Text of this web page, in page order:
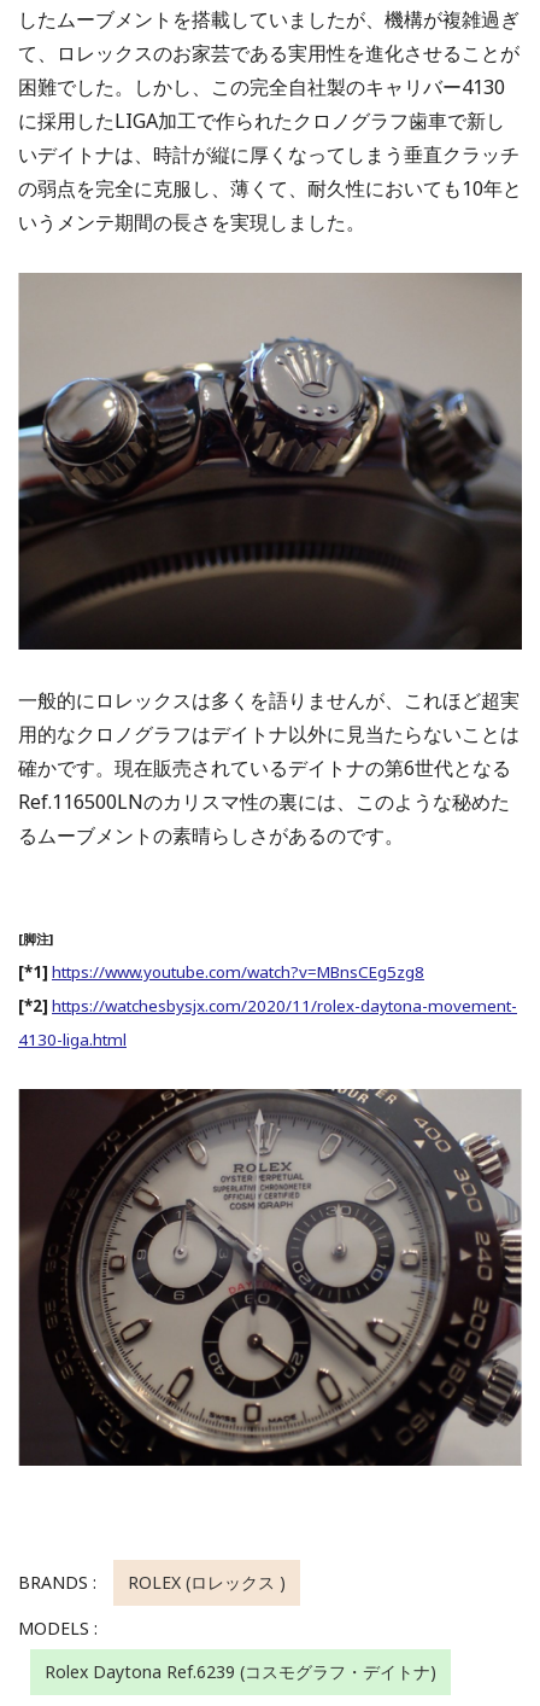
したムーブメントを搭載していましたが、機構が複雑過ぎ
て、ロレックスのお家芸である実用性を進化させることが
困難でした。しかし、この完全自社製のキャリバー4130
に採用したLIGA加工で作られたクロノグラフ歯車で新し
いデイトナは、時計が縦に厚くなってしまう垂直クラッチ
の弱点を完全に克服し、薄くて、耐久性においても10年と
いうメンテ期間の長さを実現しました。
一般的にロレックスは多くを語りませんが、これほど超実
用的なクロノグラフはデイトナ以外に見当たらないことは
確かです。現在販売されているデイトナの第6世代となる
Ref.116500LNのカリスマ性の裏には、このような秘めた
るムーブメントの素晴らしさがあるのです。
[脚注]
[*1] https://www.youtube.com/watch?v=MBnsCEg5zg8
[*2] https://watchesbysjx.com/2020/11/rolex-daytona-movement-
4130-liga.html
BRANDS :
ROLEX (ロレックス )
MODELS :
Rolex Daytona Ref.6239 (コスモグラフ・デイトナ)